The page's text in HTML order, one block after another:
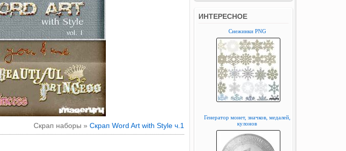
Скрап наборы » Скрап Word Art with Style ч.1
ИНТЕРЕСНОЕ
Снежинки PNG
Генератор монет, значков, медалей,
кулонов